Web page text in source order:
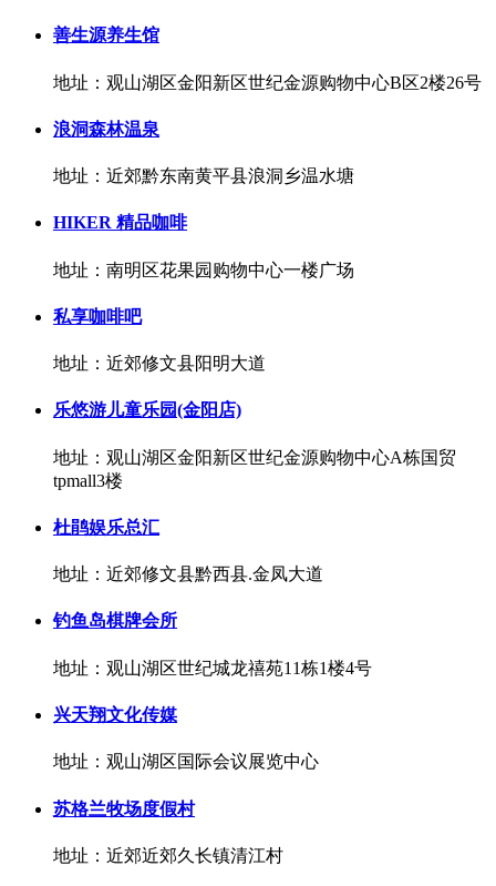
善生源养生馆
地址：观山湖区金阳新区世纪金源购物中心B区2楼26号
浪洞森林温泉
地址：近郊黔东南黄平县浪洞乡温水塘
HIKER 精品咖啡
地址：南明区花果园购物中心一楼广场
私享咖啡吧
地址：近郊修文县阳明大道
乐悠游儿童乐园(金阳店)
地址：观山湖区金阳新区世纪金源购物中心A栋国贸
tpmall3楼
杜鹃娱乐总汇
地址：近郊修文县黔西县.金凤大道
钓鱼岛棋牌会所
地址：观山湖区世纪城龙禧苑11栋1楼4号
兴天翔文化传媒
地址：观山湖区国际会议展览中心
苏格兰牧场度假村
地址：近郊近郊久长镇清江村